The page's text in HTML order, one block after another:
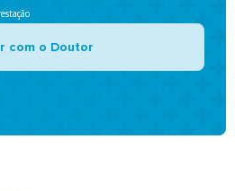
com o Doutor